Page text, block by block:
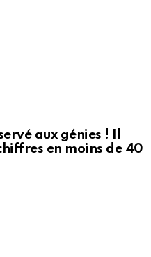
aux génies ! Il
en moins de 40